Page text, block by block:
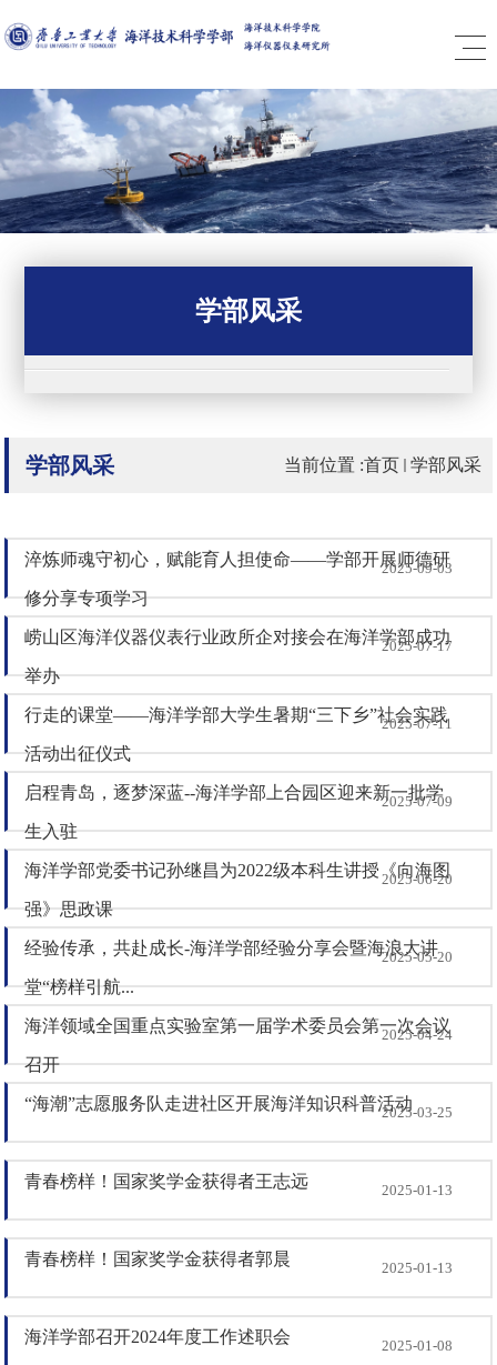
学部风采
学部风采 当前位置 :首页 学部风采
淬炼师魂守初心，赋能育人担使命——学部开展师德研
修分享专项学习
2025-09-03
崂山区海洋仪器仪表行业政所企对接会在海洋学部成功
举办
2025-07-17
行走的课堂——海洋学部大学生暑期“三下乡”社会实践
活动出征仪式
2025-07-11
启程青岛，逐梦深蓝--海洋学部上合园区迎来新一批学
生入驻
2025-07-09
海洋学部党委书记孙继昌为2022级本科生讲授《向海图
强》思政课
2025-06-20
经验传承，共赴成长-海洋学部经验分享会暨海浪大讲
堂“榜样引航...
2025-05-20
海洋领域全国重点实验室第一届学术委员会第一次会议
召开
2025-04-24
“海潮”志愿服务队走进社区开展海洋知识科普活动2025-03-25
青春榜样！国家奖学金获得者王志远 2025-01-13
青春榜样！国家奖学金获得者郭晨 2025-01-13
海洋学部召开2024年度工作述职会 2025-01-08